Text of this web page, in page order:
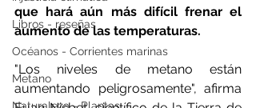
Libros - reseñas
Océanos - Corrientes marinas
Metano
que hará aún más difícil frenar el
aumento de las temperaturas.
"Los niveles de metano están
aumentando peligrosamente", afirma